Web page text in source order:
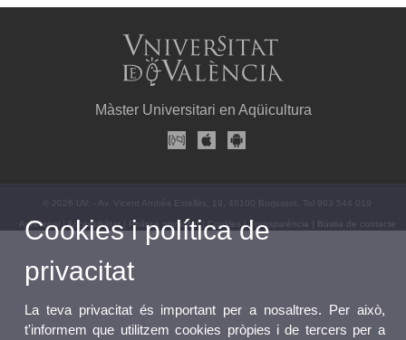
Màster Universitari en Aqüicultura
© 2026 UV. - Av. Vicent Andrés Estellés, 19, 46100 Burjassot. Tel 963 544 019
Avís legal |Accessibilitat| Política privacitat|Cookies|Transparència Bústia de contacte
Cookies i política de
privacitat
La teva privacitat és important per a nosaltres. Per això,
t'informem que utilitzem cookies pròpies i de tercers per a